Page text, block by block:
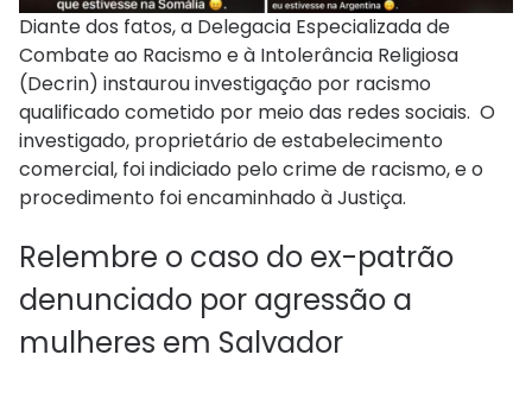
Diante dos fatos, a Delegacia Especializada de
Combate ao Racismo e à Intolerância Religiosa
(Decrin) instaurou investigação por racismo
qualificado cometido por meio das redes sociais. O
investigado, proprietário de estabelecimento
comercial, foi indiciado pelo crime de racismo, e o
procedimento foi encaminhado à Justiça.
Relembre o caso do ex-patrão
denunciado por agressão a
mulheres em Salvador